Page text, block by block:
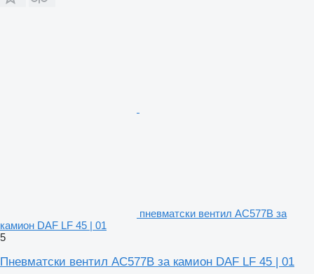
пневматски вентил AC577B за
камион DAF LF 45 | 01
5
Пневматски вентил AC577B за камион DAF LF 45 | 01